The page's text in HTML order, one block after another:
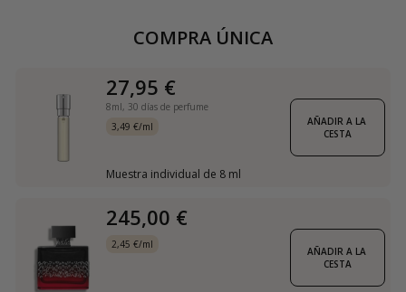
COMPRA ÚNICA
27,95 €
8ml, 30 días de perfume
3,49 €/ml
Muestra individual de 8 ml
AÑADIR A LA
CESTA
245,00 €
2,45 €/ml
AÑADIR A LA
CESTA